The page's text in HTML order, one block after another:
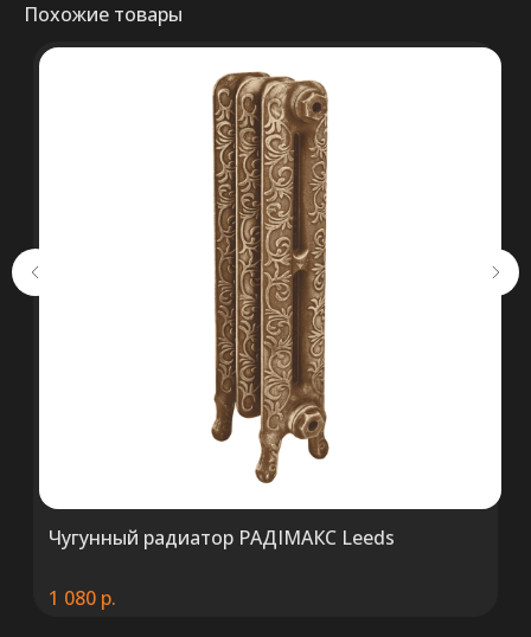
Похожие товары
Чугунный радиатор РАДIМАКС Leeds
1 080 р.
насколько важно сделать
правильный выбор.
Консультация
+375 (29) 652 34 03
ООО «ТермоАльянс», РБ, 220062, г.
Минск пр-т Победителей 131, оф.68 УНП
692071529, р/с BY38 ALFA 3012 2327
5000 2027 0000, в ЗАО «Альфа-Банк»,
код ALFABY2X, 220013 г. Минск, ул.